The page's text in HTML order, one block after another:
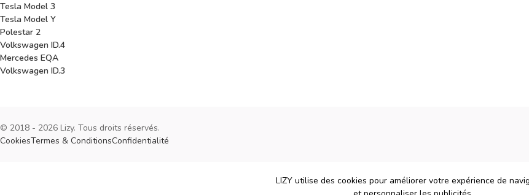
Tesla Model 3
Tesla Model Y
Polestar 2
Volkswagen ID.4
Mercedes EQA
Volkswagen ID.3
© 2018 - 2026 Lizy. Tous droits réservés.
CookiesTermes & ConditionsConfidentialité
LIZY utilise des cookies pour améliorer votre expérience de